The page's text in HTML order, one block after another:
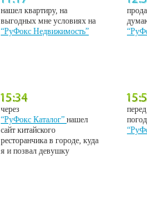
нашел квартиру, на
выгодных мне условиях на
“РуФокс Недвижимость”
через
“РуФокс Каталог”нашел
сайт китайского
ресторанчика в городе, куда
я и позвал девушку